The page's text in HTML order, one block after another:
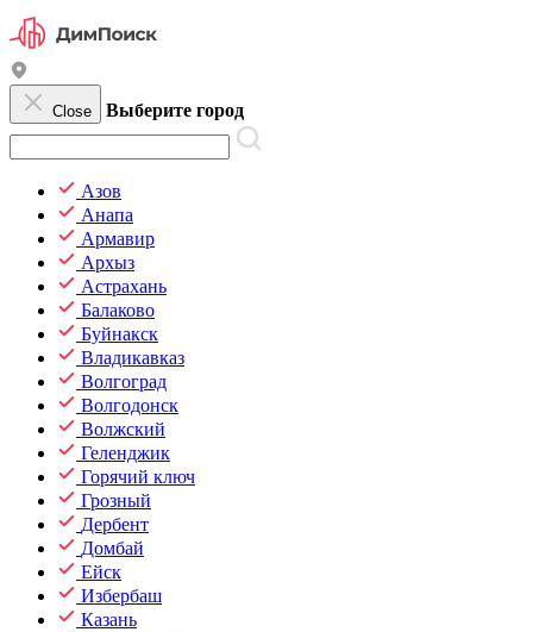
Close Выберите город
Азов
Анапа
Армавир
Архыз
Астрахань
Балаково
Буйнакск
Владикавказ
Волгоград
Волгодонск
Волжский
Геленджик
Горячий ключ
Грозный
Дербент
Домбай
Ейск
Избербаш
Казань